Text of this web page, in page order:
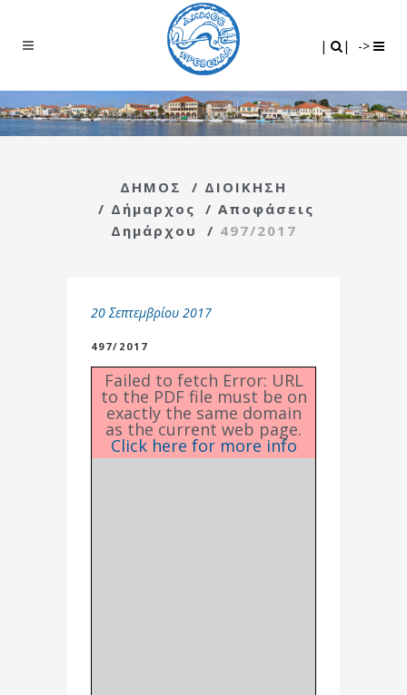
| | ->
ΔΗΜΟΣ / ΔΙΟΙΚΗΣΗ
/ Δήμαρχος / Αποφάσεις
Δημάρχου
/ 497/2017
20 Σεπτεμβρίου 2017
497/2017
Failed to fetch Error: URL
to the PDF file must be on
exactly the same domain
as the current web page.
Click here for more info